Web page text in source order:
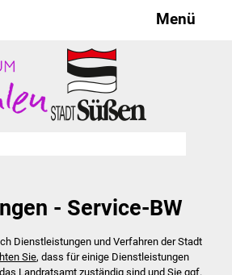
Menü
Stadt & Politik
Bürgermeister
Ausschüsse
Ratsinformationssystem
- Service-BW
Dienstleistungen und Verfahren der Stadt
Sie, dass für einige Dienstleistungen
Landratsamt zuständig sind und Sie ggf.